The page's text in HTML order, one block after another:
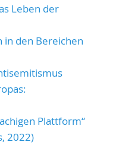
Leben der
in den Bereichen
Plattform“
2022)